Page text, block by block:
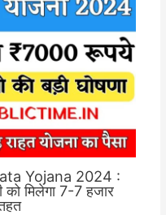
Yojana 2024 :
को मिलेगा 7-7 हजार